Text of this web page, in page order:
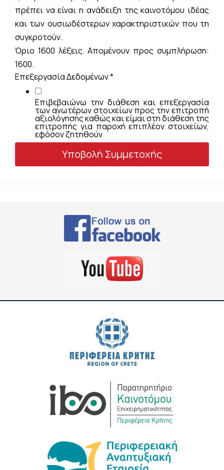
πρέπει να είναι η ανάδειξη της καινοτόμου ιδέας
και των ουσιωδέστερων χαρακτηριστικών που τη
συγκροτούν.
Όριο 1600 λέξεις. Απομένουν προς συμπλήρωση:
1600.
Επεξεργασία Δεδομένων*
Επιβεβαιώνω την διάθεση και επεξεργασία
των ανωτέρων στοιχείων προς την επιτροπή
αξιολόγησης καθώς και είμαι στη διάθεση της
επιτροπής για παροχή επιπλέον στοιχείων,
εφόσον ζητηθούν
Υποβολή Συμμετοχής